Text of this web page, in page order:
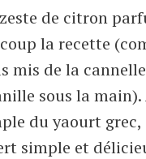
de citron
la recette
mis de la
sous la main).
du yaourt
simple et